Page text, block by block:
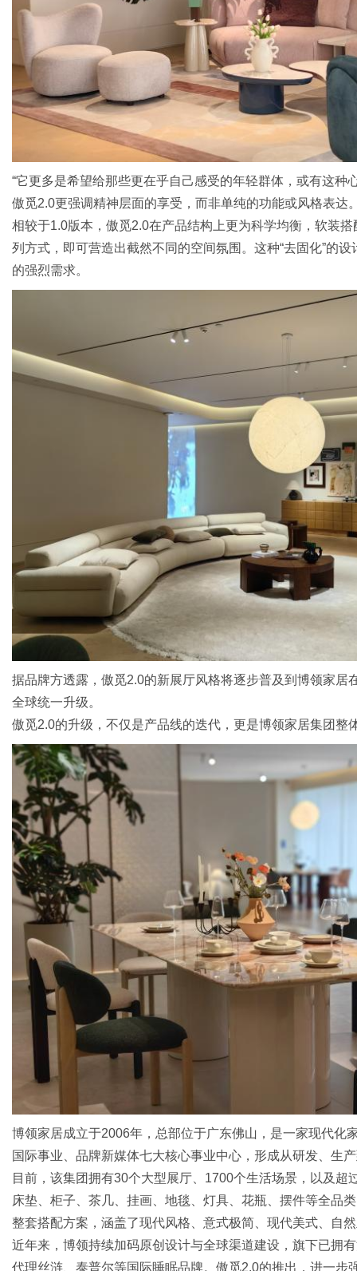
“它更多是希望给那些更在乎自己感受的年轻群体，或有这种
傲觅2.0更强调精神层面的享受，而非单纯的功能或风格表达
相较于1.0版本，傲觅2.0在产品结构上更为科学均衡，软装
列方式，即可营造出截然不同的空间氛围。这种“去固化”的
的强烈需求。
据品牌方透露，傲觅2.0的新展厅风格将逐步普及到博领家
全球统一升级。
傲觅2.0的升级，不仅是产品线的迭代，更是博领家居集团整
博领家居成立于2006年，总部位于广东佛山，是一家现代化
国际事业、品牌新媒体七大核心事业中心，形成从研发、生
目前，该集团拥有30个大型展厅、1700个生活场景，以及
床垫、柜子、茶几、挂画、地毯、灯具、花瓶、摆件等全品
整套搭配方案，涵盖了现代风格、意式极简、现代美式、自
近年来，博领持续加码原创设计与全球渠道建设，旗下已拥
代理丝涟、泰普尔等国际睡眠品牌。傲觅2.0的推出，进一